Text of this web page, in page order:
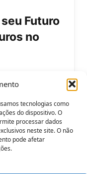
tecnologias como
do dispositivo. O
processar dados
neste site. O não
pode afetar
Futuro
no
seu
Brasil. BB